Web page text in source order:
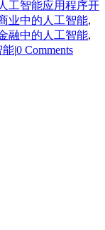
人工智能应用程序开
业中的人工智能,
融中的人工智能,
能|0 Comments